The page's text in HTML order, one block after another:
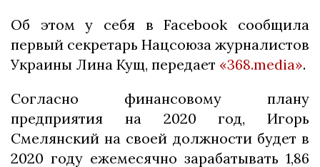
Об этом у себя в Facebook сообщила
первый секретарь Нацсоюза журналистов
Украины Лина Кущ, передает «368.media».
Согласно финансовому плану
предприятия на 2020 год, Игорь
Смелянский на своей должности будет в
2020 году ежемесячно зарабатывать 1,86